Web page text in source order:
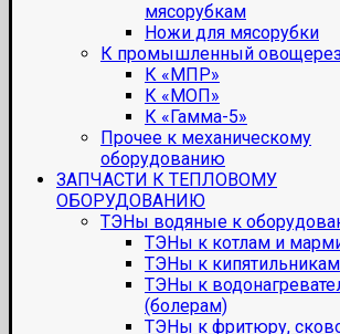
мясорубкам
Ножи для мясорубки
К промышленный
К «МПР»
К «МОП»
К «Гамма-5»
Прочее к механическому
оборудованию
ЗАПЧАСТИ К ТЕПЛОВОМУ
ОБОРУДОВАНИЮ
ТЭНы водяные к
ТЭНы к котлам и
ТЭНы к кипятильникам
ТЭНы к
(болерам)
ТЭНы к фритюру,